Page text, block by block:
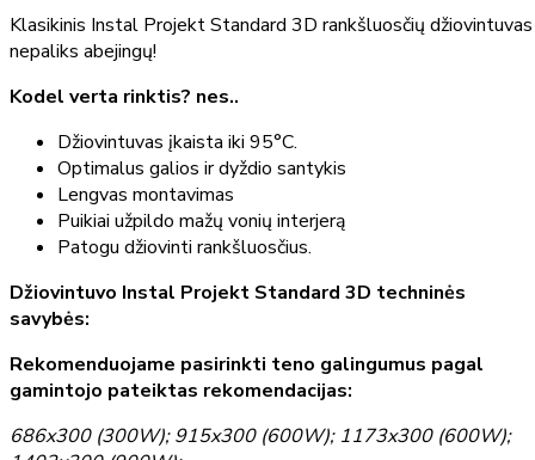
Klasikinis Instal Projekt Standard 3D rankšluosčių džiovintuvas
nepaliks abejingų!
Kodel verta rinktis? nes..
Džiovintuvas įkaista iki 95°C.
Optimalus galios ir dyždio santykis
Lengvas montavimas
Puikiai užpildo mažų vonių interjerą
Patogu džiovinti rankšluosčius.
Džiovintuvo Instal Projekt Standard 3D techninės
savybės:
Rekomenduojame pasirinkti teno galingumus pagal
gamintojo pateiktas rekomendacijas:
686x300 (300W); 915x300 (600W); 1173x300 (600W);